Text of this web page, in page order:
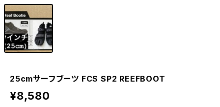
25cmサーフブーツ FCS SP2 REEFBOOT
¥8,580